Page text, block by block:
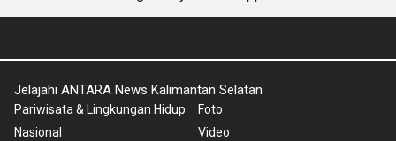
Jelajahi ANTARA News Kalimantan Selatan
Pariwisata & Lingkungan Hidup
Nasional
Foto
Video